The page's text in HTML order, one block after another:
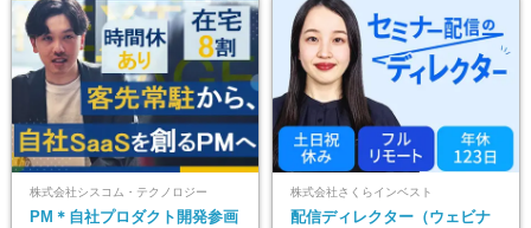
株式会社シスコム・テクノロジー
PM＊自社プロダクト開発参画
株式会社さくらインベスト
配信ディレクター（ウェビナ